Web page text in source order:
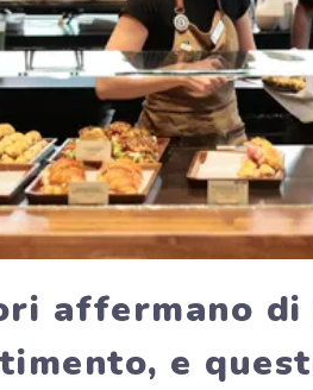
affermano di
e